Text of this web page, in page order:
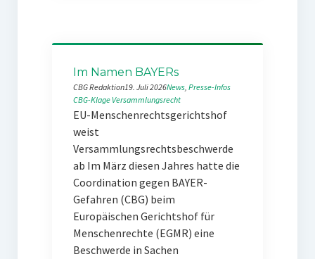
Im Namen BAYERs
CBG Redaktion19. Juli 2026News, Presse-Infos
CBG-Klage Versammlungsrecht
EU-Menschenrechtsgerichtshof
weist
Versammlungsrechtsbeschwerde
ab Im März diesen Jahres hatte die
Coordination gegen BAYER-
Gefahren (CBG) beim
Europäischen Gerichtshof für
Menschenrechte (EGMR) eine
Beschwerde in Sachen